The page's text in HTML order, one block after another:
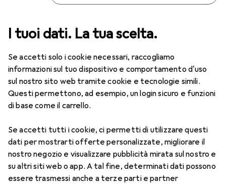
I tuoi dati. La tua scelta.
Se accetti solo i cookie necessari, raccogliamo
informazioni sul tuo dispositivo e comportamento d'uso
sul nostro sito web tramite cookie e tecnologie simili.
Questi permettono, ad esempio, un login sicuro e funzioni
di base come il carrello.
Se accetti tutti i cookie, ci permetti di utilizzare questi
dati per mostrarti offerte personalizzate, migliorare il
nostro negozio e visualizzare pubblicità mirata sul nostro e
su altri siti web o app. A tal fine, determinati dati possono
essere trasmessi anche a terze parti e partner
Lenti a contatto Air Optix HydraGlyde per l'astigmatismo 6
1 Immagine
Air Optix HydraGlyde per
-6.5, Obiettivo mensile, 6 pz., Torico
Prezzo in EUR IVA incl.
EUR
53,58 EUR
8,93/1pz.